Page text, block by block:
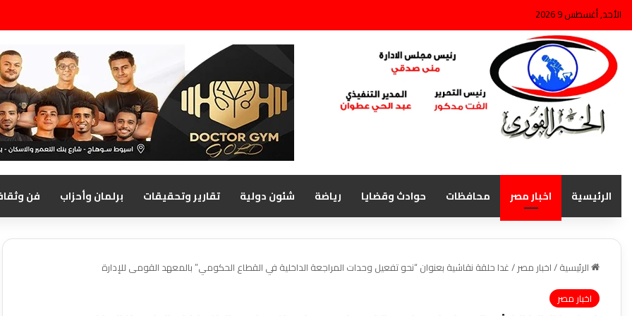
الأحد, أغسطس 9 2026
الرئيسية اخبار مصر محافظات حوادث وقضايا رياضة شئون دولية تقارير وتحقيقات برلمان وأحزاب فن
الرئيسية/اخبار مصر/غدا حلقة نقاشية بعنوان “نحو تفعيل وحدات المراجعة الداخلية في القطاع الحكومي” بالمعهد القومى للإدارة
اخبار مصر